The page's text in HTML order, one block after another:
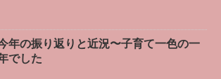
年の振り返りと近況〜子育て一色の一
でした